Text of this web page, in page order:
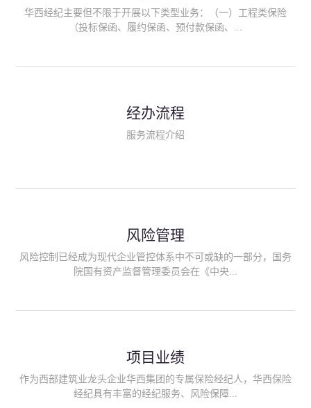
华西经纪主要但不限于开展以下类型业务：（一）工程类保险
（投标保函、履约保函、预付款保函、...
险、政府公共安全责任保险/自然灾害公众责任保险、精神病监护
人责任险、首台套/首版次保险、科技保险等）；（三）传统财产
险产品；（六）保险招投标业务。随着业务的开展，华西经纪会
供专业、优质的保险经纪服务。
经办流程
服务流程介绍
风险管理
风险控制已经成为现代企业管控体系中不可或缺的一部分，国务
院国有资产监督管理委员会在《中央...
能够为客户降低风险管理成本，提高经营效率；能够为企业提供
从风险评估、风险分析、风险防范、风险转移到灾后防损、索赔
等全方位、全过程、专家式的服务，拓展和深化由保险公司提供
项目业绩
作为西部建筑业龙头企业华西集团的专属保险经纪人，华西保险
经纪具有丰富的经纪服务、风险保障...